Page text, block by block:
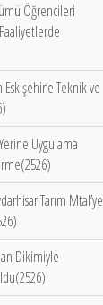
Öğrencileri
Teknik ve
Uygulama
Tarım Mtal’ye
Dikimiyle